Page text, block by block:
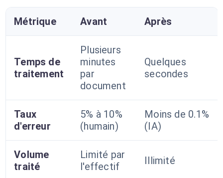
Métrique Avant Après
Temps de
traitement
Plusieurs
minutes
par
document
Quelques
secondes
Taux
d'erreur
5% à 10%
(humain)
Moins de 0.1%
(IA)
Volume
traité
Limité par
l'effectif
Illimité